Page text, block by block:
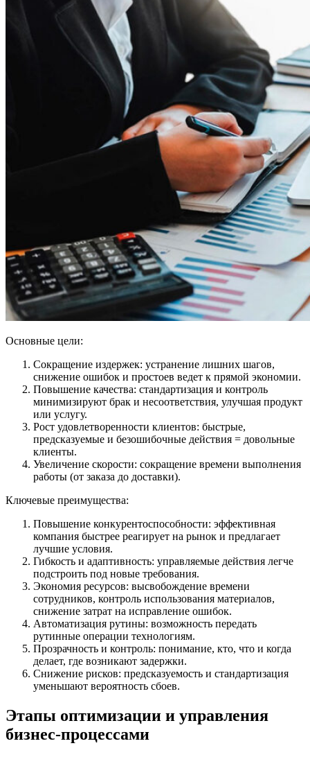
Основные цели:
Сокращение издержек: устранение лишних шагов,
снижение ошибок и простоев ведет к прямой экономии.
Повышение качества: стандартизация и контроль
минимизируют брак и несоответствия, улучшая продукт
или услугу.
Рост удовлетворенности клиентов: быстрые,
предсказуемые и безошибочные действия = довольные
клиенты.
Увеличение скорости: сокращение времени выполнения
работы (от заказа до доставки).
Ключевые преимущества:
Повышение конкурентоспособности: эффективная
компания быстрее реагирует на рынок и предлагает
лучшие условия.
Гибкость и адаптивность: управляемые действия легче
подстроить под новые требования.
Экономия ресурсов: высвобождение времени
сотрудников, контроль использования материалов,
снижение затрат на исправление ошибок.
Автоматизация рутины: возможность передать
рутинные операции технологиям.
Прозрачность и контроль: понимание, кто, что и когда
делает, где возникают задержки.
Снижение рисков: предсказуемость и стандартизация
уменьшают вероятность сбоев.
Этапы оптимизации и управления
бизнес-процессами